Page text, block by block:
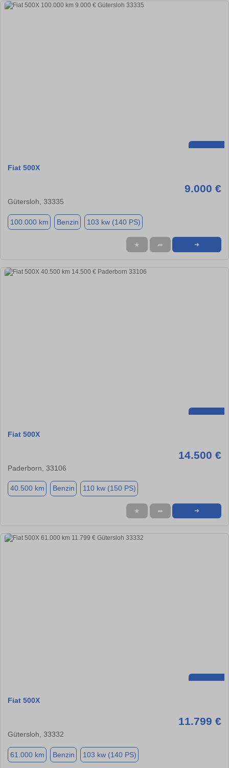
Fiat 500X
9.000 €
Gütersloh, 33335
100.000 km Benzin 103 kw (140 PS)
★ ➦ ➜
Fiat 500X
14.500 €
Paderborn, 33106
40.500 km Benzin 110 kw (150 PS)
★ ➦ ➜
Fiat 500X
11.799 €
Gütersloh, 33332
61.000 km Benzin 103 kw (140 PS)